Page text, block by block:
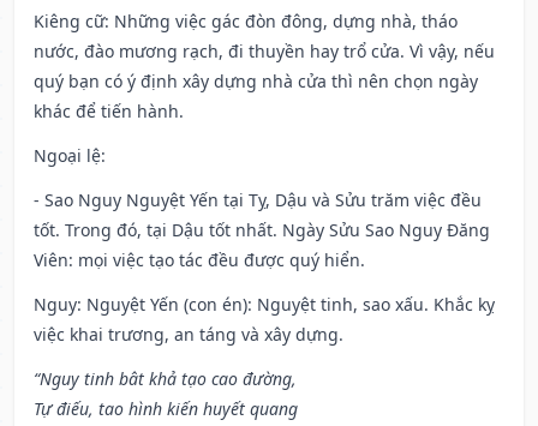
Kiêng cữ: Những việc gác đòn đông, dựng nhà, tháo
nước, đào mương rạch, đi thuyền hay trổ cửa. Vì vậy, nếu
quý bạn có ý định xây dựng nhà cửa thì nên chọn ngày
khác để tiến hành.
Ngoại lệ:
- Sao Nguy Nguyệt Yến tại Tỵ, Dậu và Sửu trăm việc đều
tốt. Trong đó, tại Dậu tốt nhất. Ngày Sửu Sao Nguy Đăng
Viên: mọi việc tạo tác đều được quý hiển.
Nguy: Nguyệt Yến (con én): Nguyệt tinh, sao xấu. Khắc kỵ
việc khai trương, an táng và xây dựng.
“Nguy tinh bât khả tạo cao đường,
Tự điếu, tao hình kiến huyết quang